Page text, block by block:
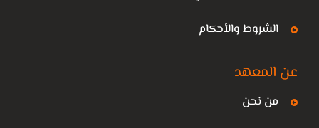
الشروط والأحكام
عن المعهد
من نحن